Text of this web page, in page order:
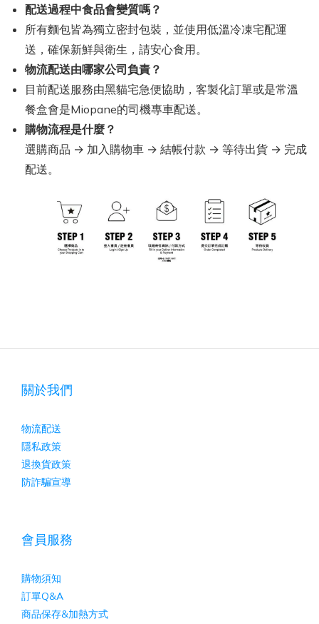
配送過程中食品會變質嗎？
所有麵包皆為獨立密封包裝，並使用低溫冷凍宅配運
送，確保新鮮與衛生，請安心食用。
物流配送由哪家公司負責？
目前配送服務由黑貓宅急便協助，客製化訂單或是常溫
餐盒會是Miopane的司機專車配送。
購物流程是什麼？
選購商品 → 加入購物車 → 結帳付款 → 等待出貨 → 完成
配送。
關於我們
物流配送
隱私政策
退換貨政策
防詐騙宣導
會員服務
購物須知
訂單Q&A
商品保存&加熱方式